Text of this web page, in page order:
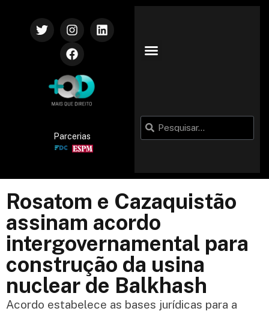
Parcerias
Rosatom e Cazaquistão
assinam acordo
intergovernamental para
construção da usina
nuclear de Balkhash
Acordo estabelece as bases jurídicas para a